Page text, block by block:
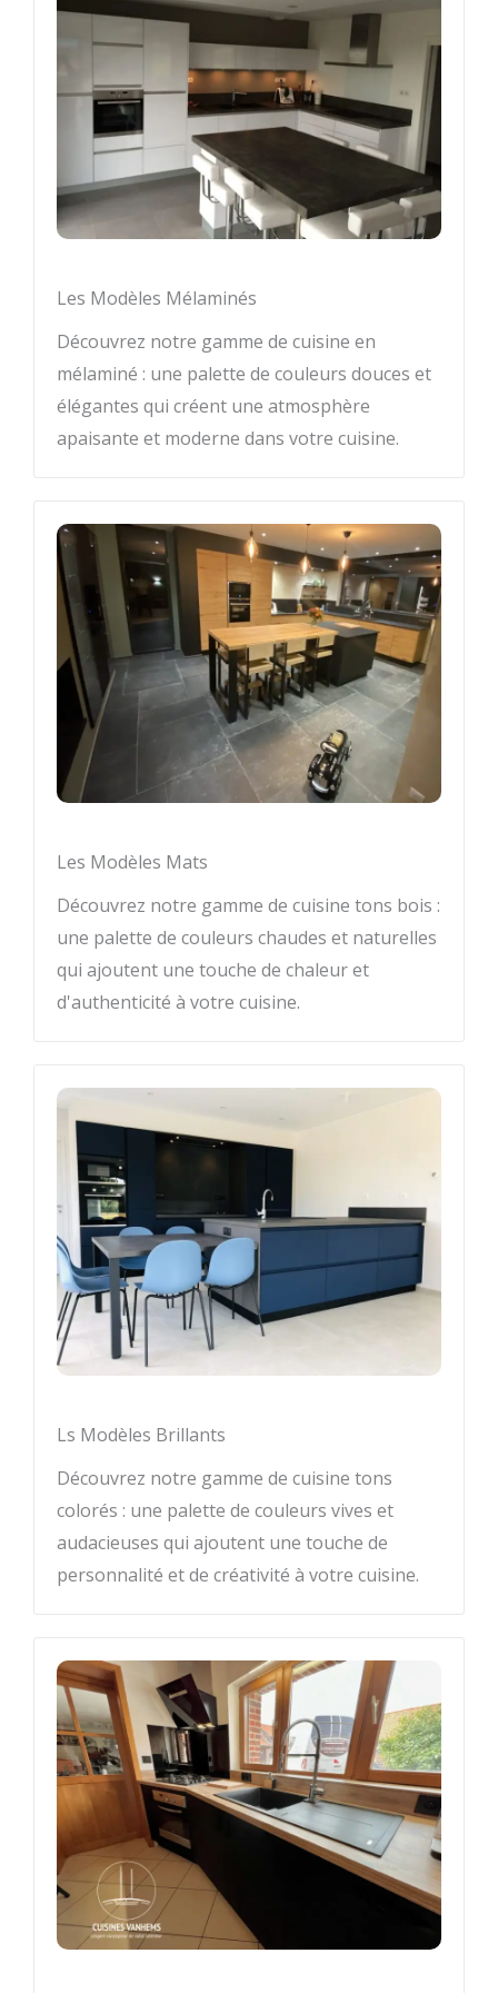
Les Modèles Mélaminés
Découvrez notre gamme de cuisine en
mélaminé : une palette de couleurs douces et
élégantes qui créent une atmosphère
apaisante et moderne dans votre cuisine.
Les Modèles Mats
Découvrez notre gamme de cuisine tons bois :
une palette de couleurs chaudes et naturelles
qui ajoutent une touche de chaleur et
d'authenticité à votre cuisine.
Ls Modèles Brillants
Découvrez notre gamme de cuisine tons
colorés : une palette de couleurs vives et
audacieuses qui ajoutent une touche de
personnalité et de créativité à votre cuisine.